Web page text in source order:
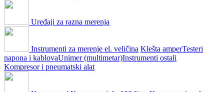
Uređaji za razna merenja
Instrumenti za merenje el. veličina Klešta amperTesteri
napona i kablovaUnimer (multimetar)Instrumenti ostali
Kompresor i pneumatski alat